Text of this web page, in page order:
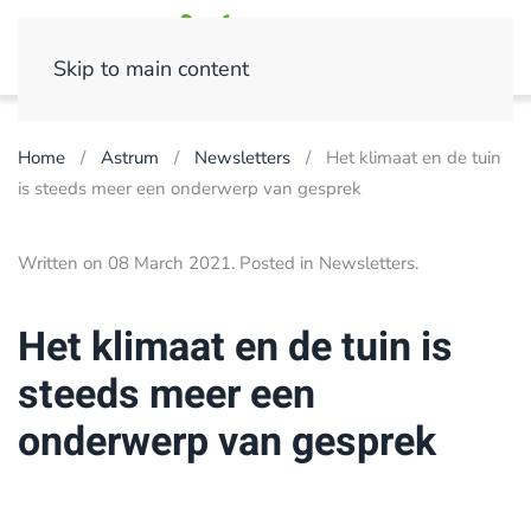
Skip to main content
Home Astrum Newsletters
Het klimaat en de tuin
is steeds meer een onderwerp van gesprek
Written on 08 March 2021. Posted in Newsletters.
Het klimaat en de tuin is
steeds meer een
onderwerp van gesprek